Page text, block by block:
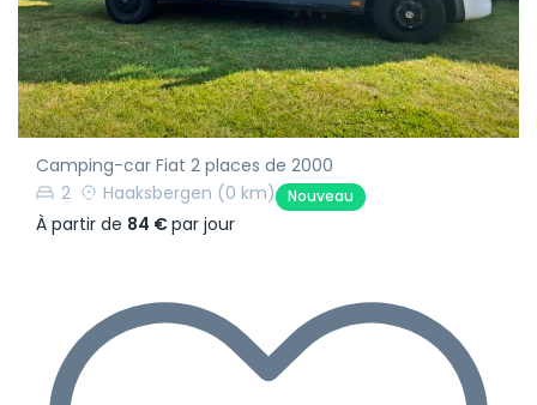
Camping-car Fiat 2 places de 2000
2
Haaksbergen (0 km) Nouveau
À partir de 84 €par jour